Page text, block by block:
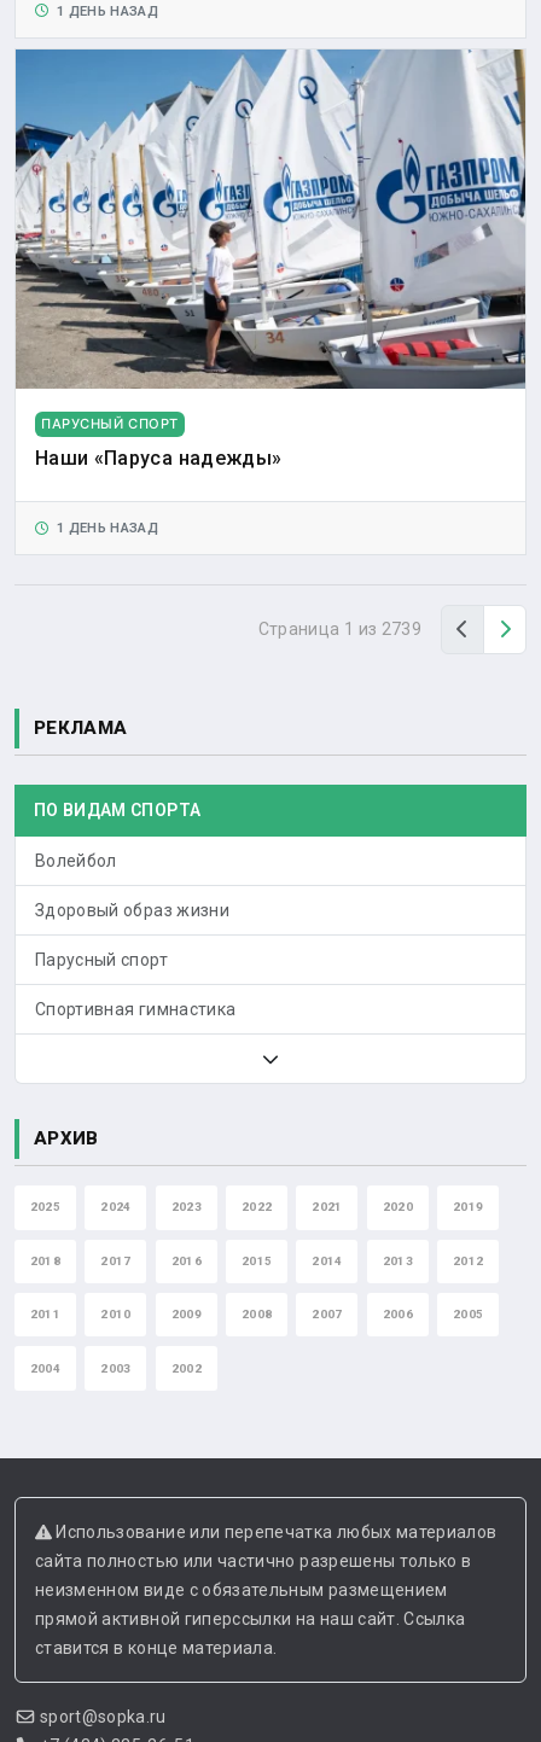
1 ДЕНЬ НАЗАД
ПАРУСНЫЙ СПОРТ
Наши «Паруса надежды»
1 ДЕНЬ НАЗАД
Страница 1 из 2739 Назад
РЕКЛАМА
ПО ВИДАМ СПОРТА
Волейбол
Здоровый образ жизни
Парусный спорт
Спортивная гимнастика
АРХИВ
2025 2024 2023 2022 2021 2020 2019
2018 2017 2016 2015 2014 2013 2012
2011 2010 2009 2008 2007 2006 2005
2004 2003 2002
Использование или перепечатка любых материалов
сайта полностью или частично разрешены только в
неизменном виде с обязательным размещением
прямой активной гиперссылки на наш сайт. Ссылка
ставится в конце материала.
sport@sopka.ru